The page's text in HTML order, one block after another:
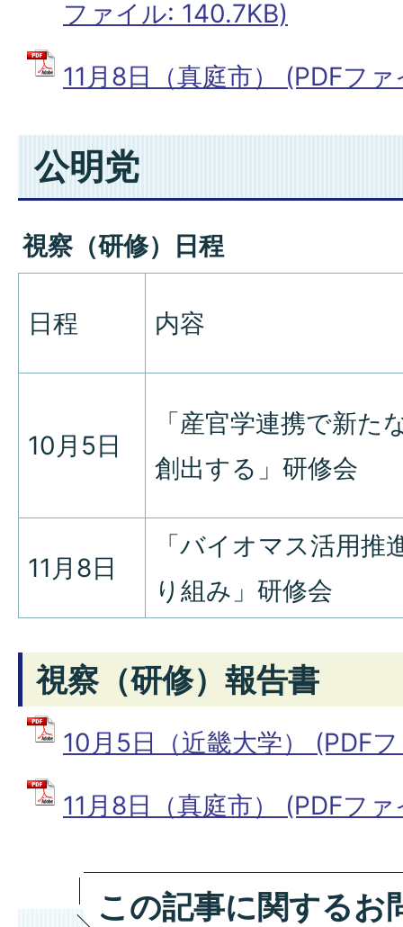
ファイル: 140.7KB)
11月8日（真庭市） (PDFフ
公明党
視察（研修）日程
日程 内容
10月5日
「産官学連携で新た
創出する」研修会
11月8日
「バイオマス活用推
り組み」研修会
視察（研修）報告書
10月5日（近畿大学） (PDF
11月8日（真庭市） (PDFフ
この記事に関するお